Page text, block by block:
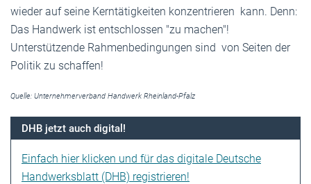
wieder auf seine Kerntätigkeiten konzentrieren kann. Denn:
Das Handwerk ist entschlossen "zu machen"!
Unterstützende Rahmenbedingungen sind von Seiten der
Politik zu schaffen!
Quelle: Unternehmerverband Handwerk Rheinland-Pfalz
DHB jetzt auch digital!
Einfach hier klicken und für das digitale Deutsche
Handwerksblatt (DHB) registrieren!